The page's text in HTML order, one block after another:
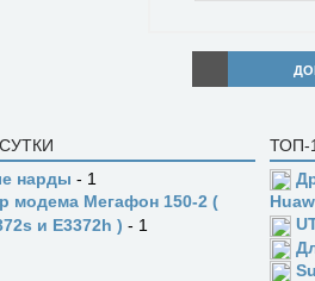
нарды - 1
модема Мегафон 150-2 (
и E3372h ) - 1
ТОП-